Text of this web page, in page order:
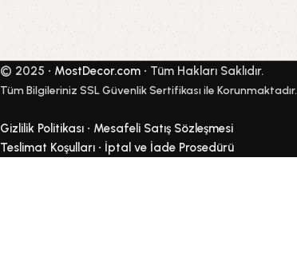
© 2025 • MostDecor.com • Tüm Hakları Saklıdır.
Tüm Bilgileriniz SSL Güvenlik Sertifikası ile Korunmaktadır.
Gizlilik Politikası • Mesafeli Satış Sözleşmesi
Teslimat Koşulları • İptal ve İade Prosedürü